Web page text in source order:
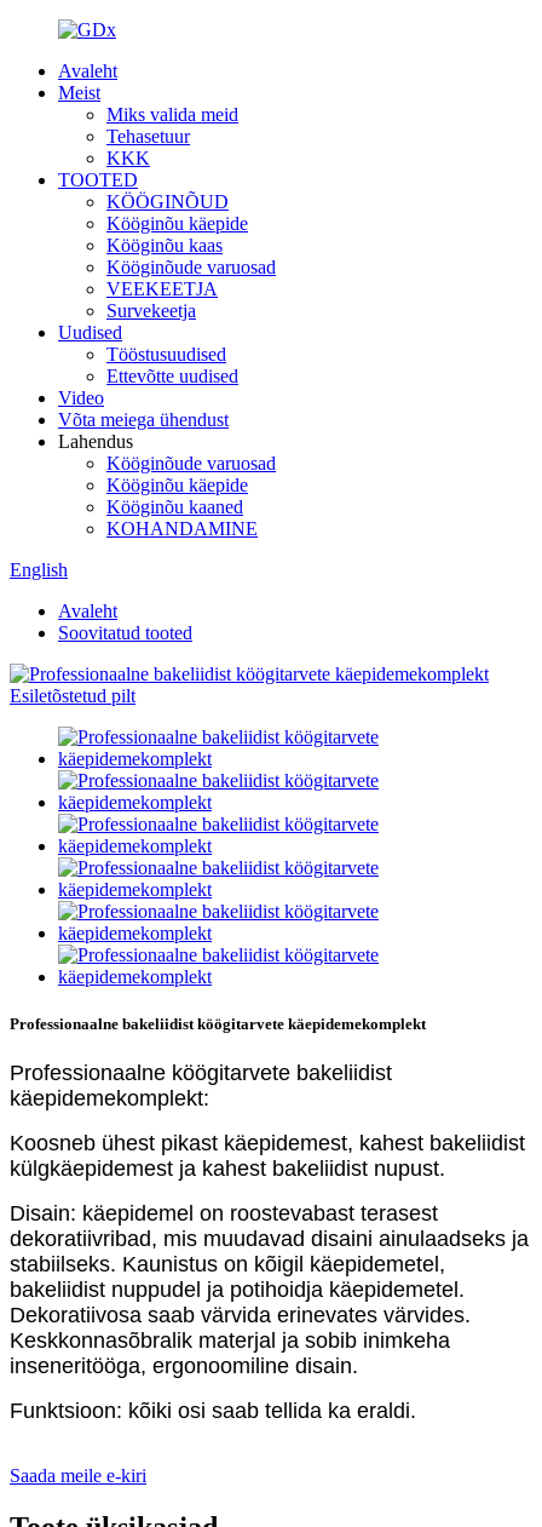
Avaleht
Meist
Miks valida meid
Tehasetuur
KKK
TOOTED
KÖÖGINÕUD
Kööginõu käepide
Kööginõu kaas
Kööginõude varuosad
VEEKEETJA
Survekeetja
Uudised
Tööstusuudised
Ettevõtte uudised
Video
Võta meiega ühendust
Lahendus
Kööginõude varuosad
Kööginõu käepide
Kööginõu kaaned
KOHANDAMINE
English
Avaleht
Soovitatud tooted
Professionaalne bakeliidist köögitarvete käepidemekomplekt
Professionaalne köögitarvete bakeliidist
käepidemekomplekt:
Koosneb ühest pikast käepidemest, kahest bakeliidist
külgkäepidemest ja kahest bakeliidist nupust.
Disain: käepidemel on roostevabast terasest
dekoratiivribad, mis muudavad disaini ainulaadseks ja
stabiilseks. Kaunistus on kõigil käepidemetel,
bakeliidist nuppudel ja potihoidja käepidemetel.
Dekoratiivosa saab värvida erinevates värvides.
Keskkonnasõbralik materjal ja sobib inimkeha
inseneritööga, ergonoomiline disain.
Funktsioon: kõiki osi saab tellida ka eraldi.
Saada meile e-kiri